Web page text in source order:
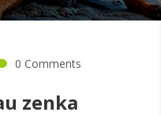
0 Comments
zenka